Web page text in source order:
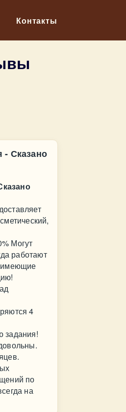
Контакты
- Сказано
Могут
работают
имеющие
4
задания!
по
на